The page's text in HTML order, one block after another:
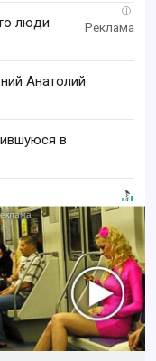
i
люди
Анатолий
в